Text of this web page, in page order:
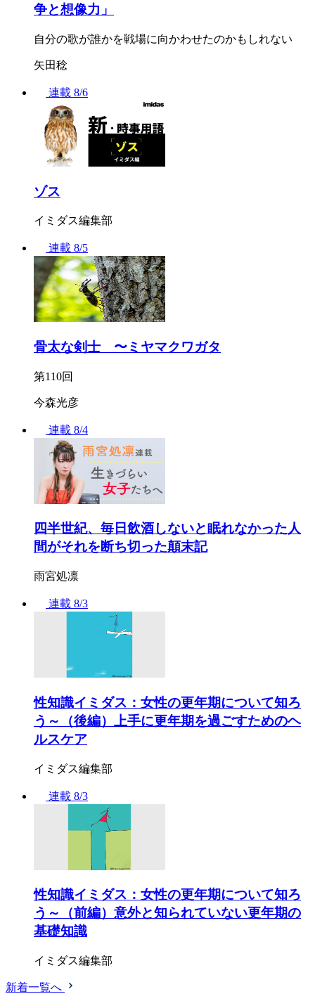
争と想像力」
自分の歌が誰かを戦場に向かわせたのかもしれない
矢田稔
連載 8/6
ゾス
イミダス編集部
連載 8/5
骨太な剣士 〜ミヤマクワガタ
第110回
今森光彦
連載 8/4
四半世紀、毎日飲酒しないと眠れなかった人
間がそれを断ち切った顛末記
雨宮処凛
連載 8/3
性知識イミダス：女性の更年期について知ろ
う～（後編）上手に更年期を過ごすためのヘ
ルスケア
イミダス編集部
連載 8/3
性知識イミダス：女性の更年期について知ろ
う～（前編）意外と知られていない更年期の
基礎知識
イミダス編集部
新着一覧へ